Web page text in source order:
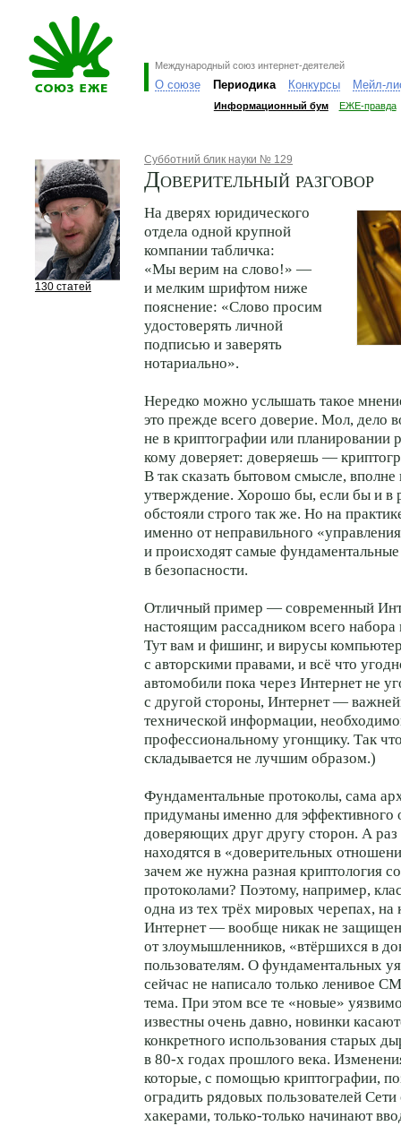
Международный союз интернет-деятелей
О союзе Периодика Конкурсы Мейл-
Информационный бум ЕЖЕ-правда
130 статей
Субботний блик науки № 129
Доверительный разговор
На дверях юридического
отдела одной крупной
компании табличка:
«Мы верим на слово!» —
и мелким шрифтом ниже
пояснение: «Слово просим
удостоверять личной
подписью и заверять
нотариально».
Нередко можно услышать такое
это прежде всего доверие. Мол, дело
не в криптографии или планировании
кому доверяет: доверяешь —
В так сказать бытовом смысле, вполне
утверждение. Хорошо бы, если бы и в
обстояли строго так же. Но на
именно от неправильного
и происходят самые
в безопасности.
Отличный пример — современный
настоящим рассадником всего
Тут вам и фишинг, и вирусы
с авторскими правами, и всё что
автомобили пока через Интернет не
с другой стороны, Интернет —
технической информации,
профессиональному угонщику. Так
складывается не лучшим образом.)
Фундаментальные протоколы, сама
придуманы именно для эффективного
доверяющих друг другу сторон. А раз
находятся в «доверительных
зачем же нужна разная криптология
протоколами? Поэтому, например,
одна из тех трёх мировых черепах, на
Интернет — вообще никак не
от злоумышленников, «втёршихся в
пользователям. О фундаментальных
сейчас не написало только ленивое
тема. При этом все те «новые»
известны очень давно, новинки
конкретного использования старых
в 80-х годах прошлого века.
которые, с помощью криптографии,
оградить рядовых пользователей
хакерами, только-только начинают